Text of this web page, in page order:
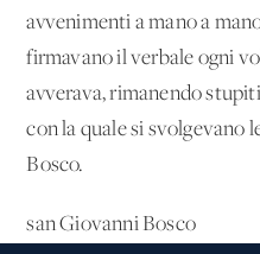
avvenimenti a mano a
firmavano il verbale ogni
avverava, rimanendo
con la quale si svolgevano
Bosco.
san Giovanni Bosco